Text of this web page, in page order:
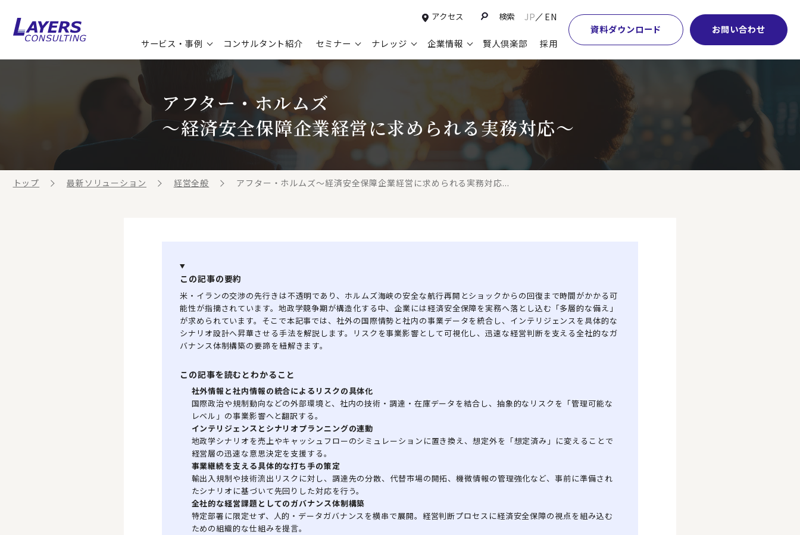
アクセス 検索 JP EN
サービス・事例 コンサルタント紹介 セミナー ナレッジ 企業情報 賢人倶楽部 採用
資料ダウンロード お問い合わせ
コンサルティングサービス
コンサルティング事例
M&A支援
グループ・グローバル経営管理
ガバナンス・リスクマネジメント強化
マーケティング戦略・営業改革
本社・間接業務改革
サプライチェーンマネジメント
ヒューマンリソースマネジメント
ビジネスプロセスアウトソーシング
セミナー情報
配信中のセミナーアーカイブ
最新ソリューション
ビジネステーマ解説集
経営企画・事業戦略
人事
営業・マーケティング
【特集】会計システム刷新
【特集】CFO革新
【特集】FP＆Aへの旅
企業情報
お知らせ
トップメッセージ
コンプライアンス（法令遵守）
レイヤーズ・コンサルティングの特徴
DE&I推進の取り組み
グループ会社
グローバルネットワーク
パートナーシップ
メディア掲載
アフター・ホルムズ
～経済安全保障企業経営に求められる実務対応～
トップ 最新ソリューション 経営全般 アフター・ホルムズ～経済安全保障企業経営に求められる実務対応...
この記事の要約
米・イランの交渉の先行きは不透明であり、ホルムズ海峡の安全な航行再開とショックからの回復まで時間がかかる可
能性が指摘されています。地政学競争期が構造化する中、企業には経済安全保障を実務へ落とし込む「多層的な備え」
が求められています。そこで本記事では、社外の国際情勢と社内の事業データを統合し、インテリジェンスを具体的な
シナリオ設計へ昇華させる手法を解説します。リスクを事業影響として可視化し、迅速な経営判断を支える全社的なガ
バナンス体制構築の要諦を紐解きます。
この記事を読むとわかること
社外情報と社内情報の統合によるリスクの具体化
国際政治や規制動向などの外部環境と、社内の技術・調達・在庫データを結合し、抽象的なリスクを「管理可能な
レベル」の事業影響へと翻訳する。
インテリジェンスとシナリオプランニングの連動
地政学シナリオを売上やキャッシュフローのシミュレーションに置き換え、想定外を「想定済み」に変えることで
経営層の迅速な意思決定を支援する。
事業継続を支える具体的な打ち手の策定
輸出入規制や技術流出リスクに対し、調達先の分散、代替市場の開拓、機微情報の管理強化など、事前に準備され
たシナリオに基づいて先回りした対応を行う。
全社的な経営課題としてのガバナンス体制構築
特定部署に限定せず、人的・データガバナンスを横串で展開。経営判断プロセスに経済安全保障の視点を組み込む
ための組織的な仕組みを提言。